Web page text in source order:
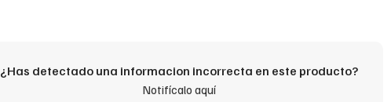
¿Has detectado una informacion incorrecta en este producto?
Notifícalo aquí